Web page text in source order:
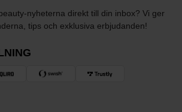
nyheterna direkt till din inbox? Vi ger
tips och exklusiva erbjudanden!